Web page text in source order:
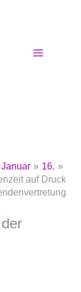
Januar
16.
auf Druck